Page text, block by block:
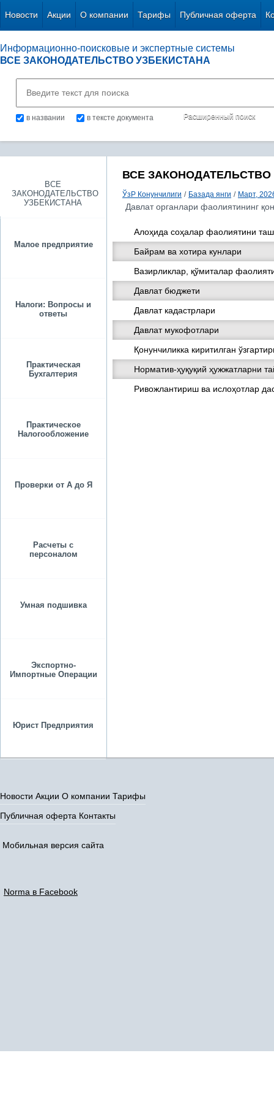
Новости Акции О компании Тарифы Публичная оферта
Информационно-поисковые и экспертные системы
ВСЕ ЗАКОНОДАТЕЛЬСТВО УЗБЕКИСТАНА
в названии в тексте документа Расширенный поиск
ВСЕ
ЗАКОНОДАТЕЛЬСТВО
УЗБЕКИСТАНА
Малое предприятие
Налоги: Вопросы и
ответы
Практическая
Бухгалтерия
Практическое
Налогообложение
Проверки от А до Я
Расчеты с
персоналом
Умная подшивка
Экспортно-
Импортные Операции
Юрист Предприятия
ВСЕ ЗАКОНОДАТЕЛЬСТВО
ЎзР Конунчилиги / Базада янги / Март,
Давлат органлари фаолиятининг
Алоҳида соҳалар фаолиятини
Байрам ва хотира кунлари
Вазирликлар, қўмиталар
Давлат бюджети
Давлат кадастрлари
Давлат мукофотлари
Қонунчиликка киритилган
Норматив-ҳуқуқий ҳужжатларни
Ривожлантириш ва ислоҳотлар
Новости Акции О компании Тарифы
Публичная оферта Контакты
Мобильная версия сайта
Norma в Facebook